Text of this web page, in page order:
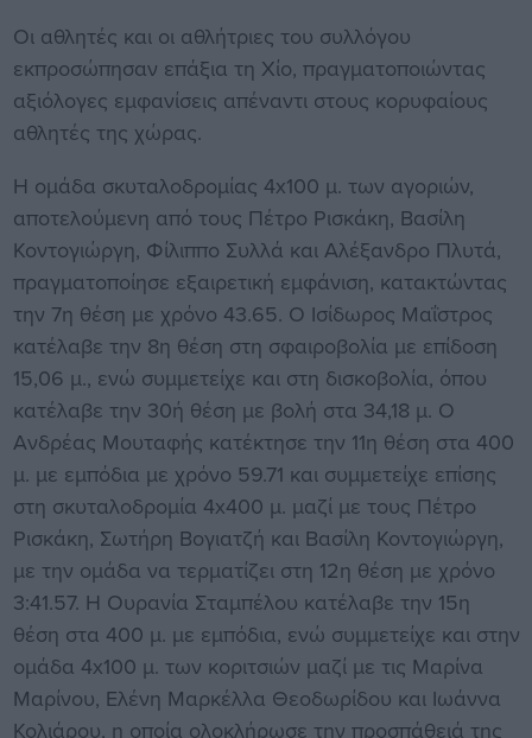
Οι αθλητές και οι αθλήτριες του συλλόγου
εκπροσώπησαν επάξια τη Χίο, πραγματοποιώντας
αξιόλογες εμφανίσεις απέναντι στους κορυφαίους
αθλητές της χώρας.
Η ομάδα σκυταλοδρομίας 4x100 μ. των αγοριών,
αποτελούμενη από τους Πέτρο Ρισκάκη, Βασίλη
Κοντογιώργη, Φίλιππο Συλλά και Αλέξανδρο Πλυτά,
πραγματοποίησε εξαιρετική εμφάνιση, κατακτώντας
την 7η θέση με χρόνο 43.65. Ο Ισίδωρος Μαΐστρος
κατέλαβε την 8η θέση στη σφαιροβολία με επίδοση
15,06 μ., ενώ συμμετείχε και στη δισκοβολία, όπου
κατέλαβε την 30ή θέση με βολή στα 34,18 μ. Ο
Ανδρέας Μουταφής κατέκτησε την 11η θέση στα 400
μ. με εμπόδια με χρόνο 59.71 και συμμετείχε επίσης
στη σκυταλοδρομία 4x400 μ. μαζί με τους Πέτρο
Ρισκάκη, Σωτήρη Βογιατζή και Βασίλη Κοντογιώργη,
με την ομάδα να τερματίζει στη 12η θέση με χρόνο
3:41.57. Η Ουρανία Σταμπέλου κατέλαβε την 15η
θέση στα 400 μ. με εμπόδια, ενώ συμμετείχε και στην
ομάδα 4x100 μ. των κοριτσιών μαζί με τις Μαρίνα
Μαρίνου, Ελένη Μαρκέλλα Θεοδωρίδου και Ιωάννα
Κολιάρου, η οποία ολοκλήρωσε την προσπάθειά της